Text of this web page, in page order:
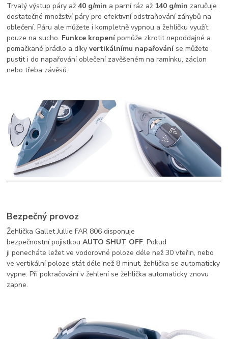
Trvalý výstup páry až40 g/min a parní ráz až 140 g/min zaručuje
dostatečné množství páry pro efektivní odstraňování záhybů na
oblečení. Páru ale můžete i kompletně vypnou a žehličku využít
pouze na sucho. Funkce kropenípomůže zkrotit nepoddajné a
pomačkané prádlo a díkyvertikálnímu napařování se můžete
pustit i do napařování oblečení zavěšeném na ramínku, záclon
nebo třeba závěsů.
Bezpečný provoz
Žehlička Gallet Jullie FAR 806 disponuje
bezpečnostní pojistkou AUTO SHUT OFF. Pokud
ji ponecháte ležet ve vodorovné poloze déle než 30 vteřin, nebo
ve vertikální poloze stát déle než 8 minut, žehlička se automaticky
vypne. Při pokračování v žehlení se žehlička automaticky znovu
zapne.